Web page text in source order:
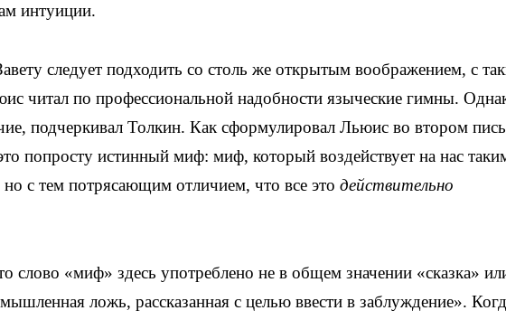
интуиции.
следует подходить со столь же открытым воображением, с
читал по профессиональной надобности языческие гимны.
подчеркивал Толкин. Как сформулировал Льюис во втором
попросту истинный миф: миф, который воздействует на нас
с тем потрясающим отличием, что все это действительно
слово «миф» здесь употреблено не в общем значении «сказка»
ложь, рассказанная с целью ввести в заблуждение».